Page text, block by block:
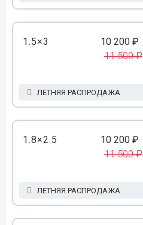
1.5×3 10 200 ₽
11 500 ₽
ЛЕТНЯЯ РАСПРОДАЖА
1.8×2.5 10 200 ₽
11 500 ₽
ЛЕТНЯЯ РАСПРОДАЖА